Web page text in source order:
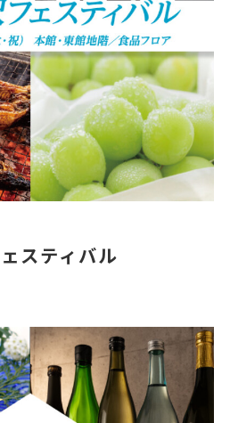
スティバル